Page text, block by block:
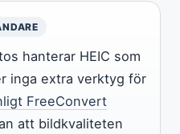
hanterar HEIC som
inga extra verktyg för
FreeConvert
att bildkvaliteten